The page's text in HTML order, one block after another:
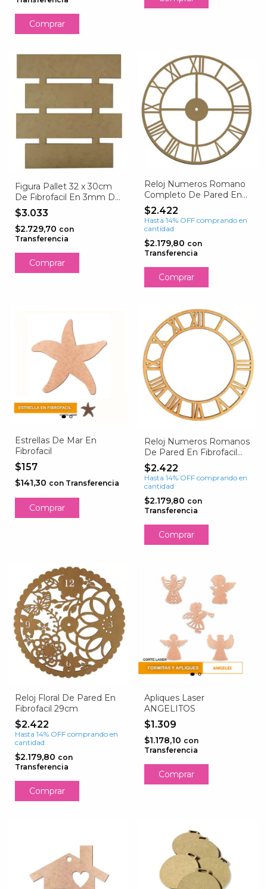
Figura Pallet 32 x 30cm
De Fibrofacil En 3mm De
Espesor
$3.033
$2.729,70 con
Transferencia
Reloj Numeros Romano
Completo De Pared En
Fibrofacil 29cm
$2.422
Hasta 14% OFF comprando en
cantidad
$2.179,80 con
Transferencia
Estrellas De Mar En
Fibrofacil
$157
$141,30 con Transferencia
Comprar
Reloj Numeros Romanos
De Pared En Fibrofacil
29cm
$2.422
Hasta 14% OFF comprando en
cantidad
$2.179,80 con
Transferencia
Reloj Floral De Pared En
Fibrofacil 29cm
$2.422
Hasta 14% OFF comprando en
cantidad
$2.179,80 con
Transferencia
Apliques Laser
ANGELITOS
$1.309
$1.178,10 con
Transferencia